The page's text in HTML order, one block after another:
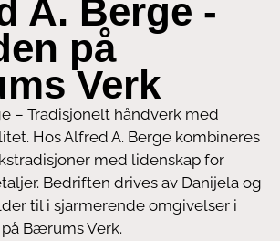
A. Berge -
på
Verk
– Tradisjonelt håndverk med
Hos Alfred A. Berge kombineres
med lidenskap for
Bedriften drives av Danijela og
til i sjarmerende omgivelser i
Bærums Verk.